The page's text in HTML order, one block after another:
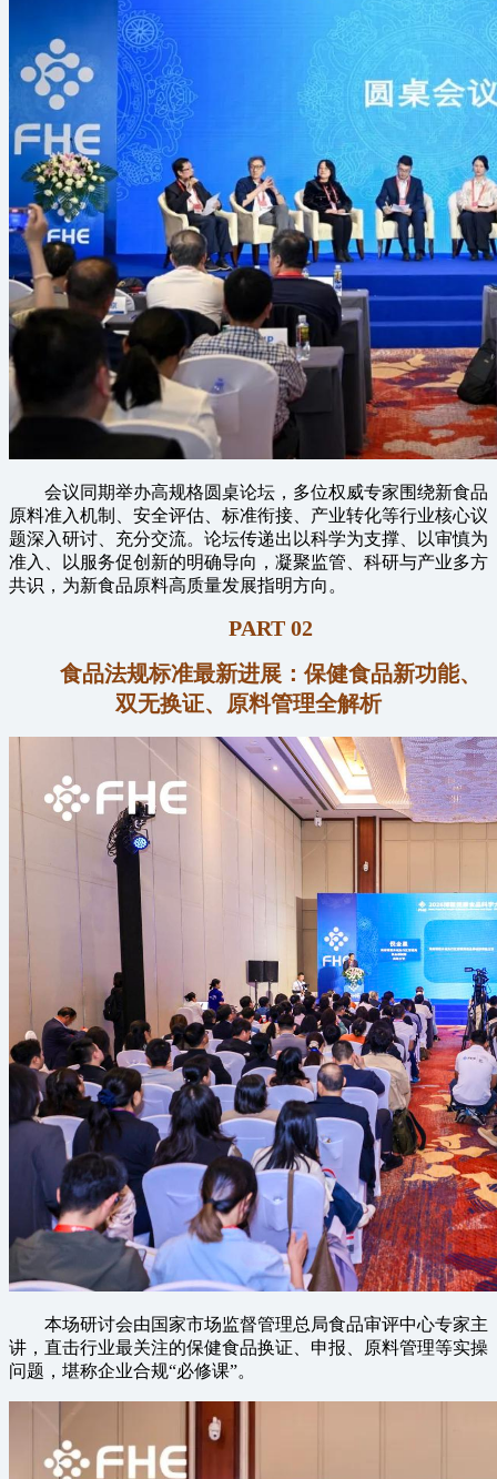
会议同期举办高规格圆桌论坛，多位权威专家围绕新食品
原料准入机制、安全评估、标准衔接、产业转化等行业核心议
题深入研讨、充分交流。论坛传递出以科学为支撑、以审慎为
准入、以服务促创新的明确导向，凝聚监管、科研与产业多方
共识，为新食品原料高质量发展指明方向。
PART 02
食品法规标准最新进展：保健食品新功能、
双无换证、原料管理全解析
本场研讨会由国家市场监督管理总局食品审评中心专家主
讲，直击行业最关注的保健食品换证、申报、原料管理等实操
问题，堪称企业合规“必修课”。